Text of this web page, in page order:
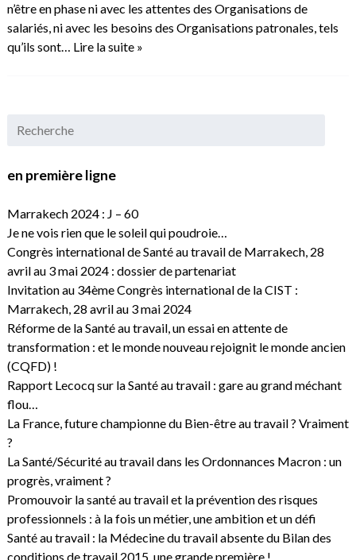
n’être en phase ni avec les attentes des Organisations de
salariés, ni avec les besoins des Organisations patronales, tels
qu’ils sont… Lire la suite »
en première ligne
Marrakech 2024 : J – 60
Je ne vois rien que le soleil qui poudroie…
Congrès international de Santé au travail de Marrakech, 28
avril au 3 mai 2024 : dossier de partenariat
Invitation au 34ème Congrès international de la CIST :
Marrakech, 28 avril au 3 mai 2024
Réforme de la Santé au travail, un essai en attente de
transformation : et le monde nouveau rejoignit le monde ancien
(CQFD) !
Rapport Lecocq sur la Santé au travail : gare au grand méchant
flou…
La France, future championne du Bien-être au travail ? Vraiment
?
La Santé/Sécurité au travail dans les Ordonnances Macron : un
progrès, vraiment ?
Promouvoir la santé au travail et la prévention des risques
professionnels : à la fois un métier, une ambition et un défi
Santé au travail : la Médecine du travail absente du Bilan des
conditions de travail 2015, une grande première !